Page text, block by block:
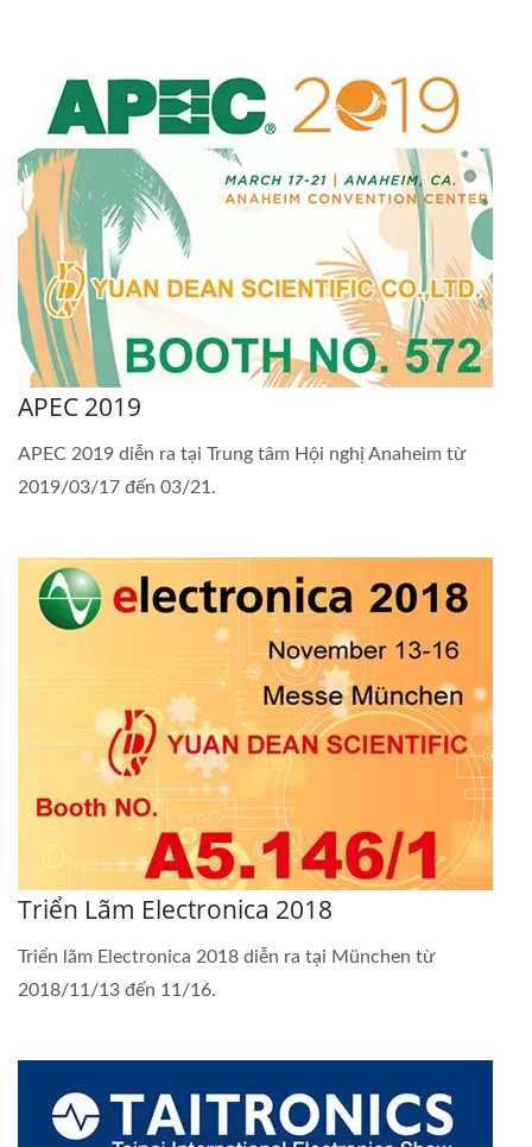
APEC 2019
APEC 2019 diễn ra tại Trung tâm Hội nghị Anaheim từ
2019/03/17 đến 03/21.
Triển Lãm Electronica 2018
Triển lãm Electronica 2018 diễn ra tại München từ
2018/11/13 đến 11/16.